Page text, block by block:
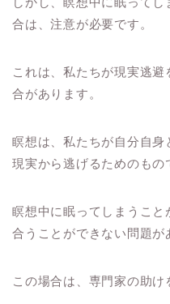
合は、注意が必要です。
これは、私たちが現実逃
合があります。
瞑想は、私たちが自分自身
現実から逃げるためのもの
瞑想中に眠ってしまうこと
合うことができない問題が
この場合は、専門家の助け